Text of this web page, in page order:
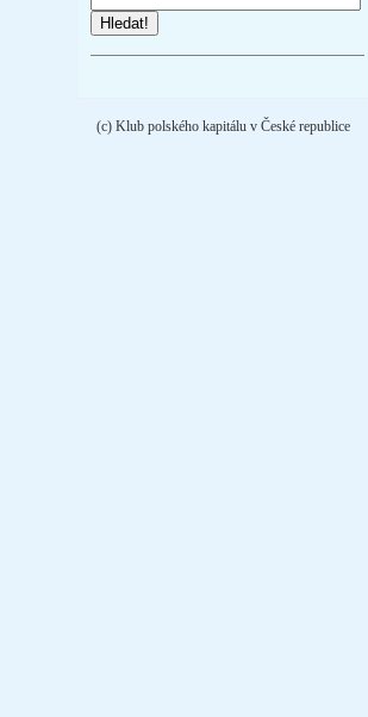
Hledat!
(c) Klub polského kapitálu v České republice